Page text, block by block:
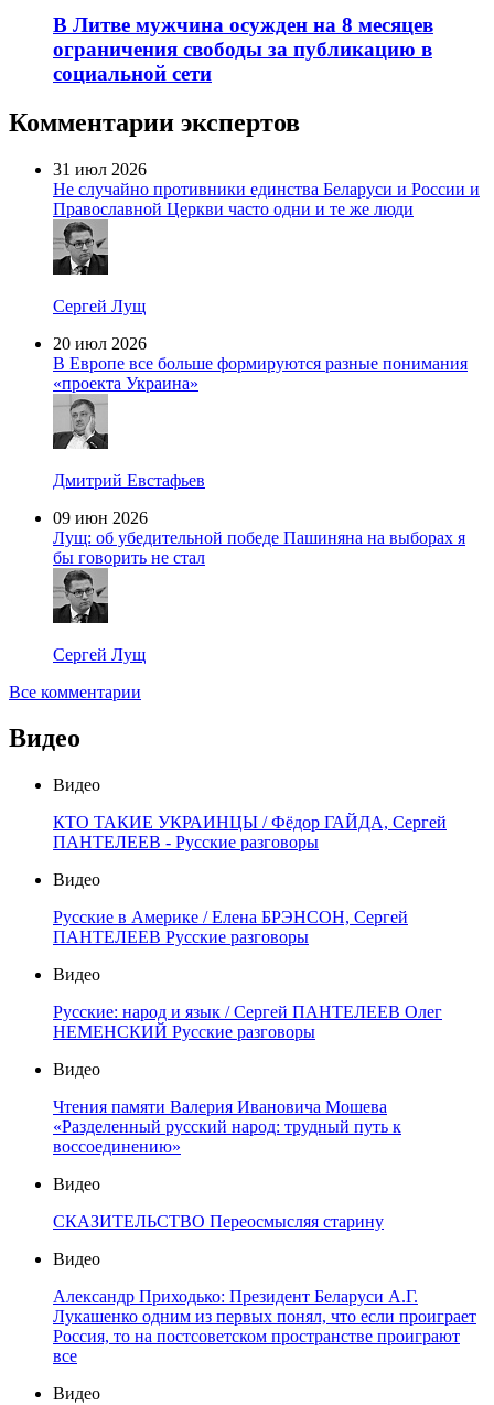
В Литве мужчина осужден на 8 месяцев
ограничения свободы за публикацию в
социальной сети
Комментарии экспертов
31 июл 2026
Не случайно противники единства Беларуси и России и
Православной Церкви часто одни и те же люди
Сергей Лущ
20 июл 2026
В Европе все больше формируются разные понимания
«проекта Украина»
Дмитрий Евстафьев
09 июн 2026
Лущ: об убедительной победе Пашиняна на выборах я
бы говорить не стал
Сергей Лущ
Все комментарии
Видео
Видео
КТО ТАКИЕ УКРАИНЦЫ / Фёдор ГАЙДА, Сергей
ПАНТЕЛЕЕВ - Русские разговоры
Видео
Русские в Америке / Елена БРЭНСОН, Сергей
ПАНТЕЛЕЕВ Русские разговоры
Видео
Русские: народ и язык / Сергей ПАНТЕЛЕЕВ Олег
НЕМЕНСКИЙ Русские разговоры
Видео
Чтения памяти Валерия Ивановича Мошева
«Разделенный русский народ: трудный путь к
воссоединению»
Видео
СКАЗИТЕЛЬСТВО Переосмысляя старину
Видео
Александр Приходько: Президент Беларуси А.Г.
Лукашенко одним из первых понял, что если проиграет
Россия, то на постсоветском пространстве проиграют
все
Видео